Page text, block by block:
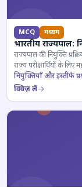
MCQ मध्यम
भारतीय राज्यपाल:
राज्यपाल की नियुक्ति
राज्य परीक्षार्थियों के लिए
नियुक्तियाँ और इस्तीफे
क्विज़ लें